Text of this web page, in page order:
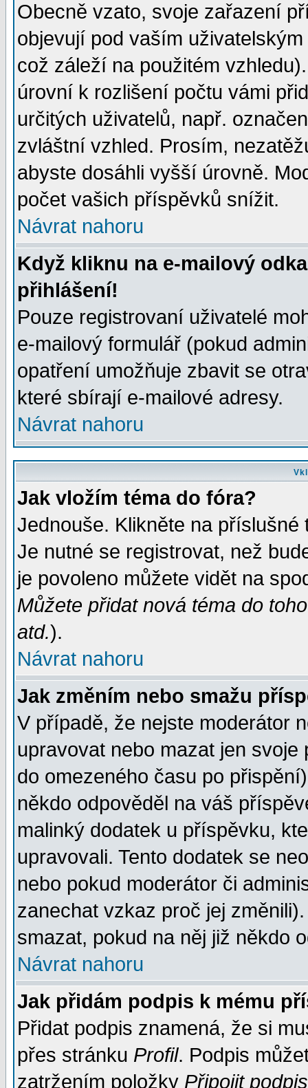
Obecně vzato, svoje zařazení
objevují pod vaším
což záleží na použitém
úrovní k rozlišení počtu vámi
určitých uživatelů, např.
zvláštní vzhled. Prosím,
abyste dosáhli vyšší úrovně.
počet vašich příspěvků snížit.
Návrat nahoru
Když kliknu na e-mailový
přihlášení!
Pouze registrovaní uživatelé
e-mailový formulář (pokud
opatření umožňuje zbavit se
které sbírají e-mailové adresy.
Návrat nahoru
Jak vložím téma do fóra?
Jednouše. Klikněte na
Je nutné se registrovat, než
je povoleno můžete vidět na
Můžete přidat nová téma do
atd.).
Návrat nahoru
Jak změním nebo smažu
V případě, že nejste moderátor
upravovat nebo mazat jen
do omezeného času po
někdo odpověděl na váš
malinký dodatek u příspěvku,
upravovali. Tento dodatek se
nebo pokud moderátor či
zanechat vzkaz proč jej
smazat, pokud na něj již někdo
Návrat nahoru
Jak přidám podpis k mému
Přidat podpis znamená, že si
přes stránku Profil. Podpis
zatržením položky Připojit podpis